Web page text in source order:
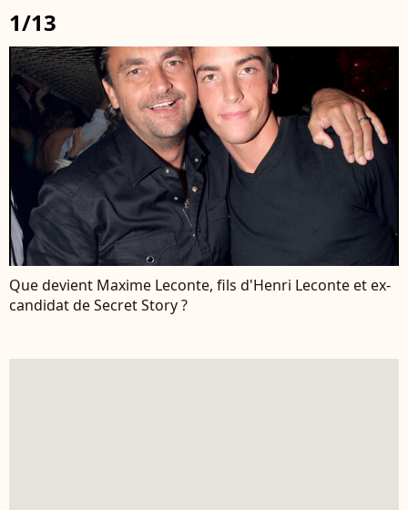
1/13
Que devient Maxime Leconte, fils d'Henri Leconte et ex-
candidat de Secret Story ?